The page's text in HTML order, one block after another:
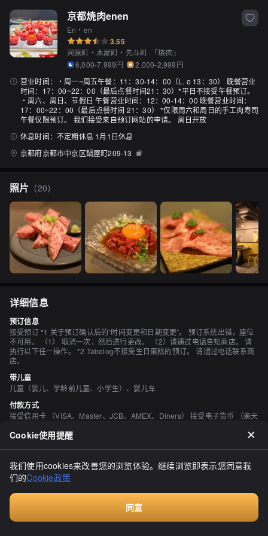
京都焼肉enen
En・en
3.55
河原町・木屋町・先斗町 「烧肉 」
6,000-7,999円
2,000-2,999円
营业时间：
・周一~周五午餐：11：30-14：00（L. o 13：30） 晚餐营业
时间：17：00~22：00（最后点餐时间21：30）*平日不接受午餐预订。
・周六、周日、节假日 午餐营业时间：12：00-14：00 晚餐营业时间：
17：00~22：00（最后点餐时间 21：30） *仅限周六和周日的手工肉寿司
午餐仅限预订。 我们接受来自预订网站的申请。 周日开放
休息时间： 不定期休息 1月1日休息
京都府京都市中京区鍋屋町209-13
照片 （20）
详细信息
预订信息
接受预订 *1 关于预订确认后的“时间变更和日期变更”。 预订系统出错，座位
不可用。 （1） 取消一次，然后进行更改。 （2）请通过电话告知商店。 请
执行以下任一操作。 *2 Tabelog不接受生日蛋糕的预订。 请通过电话联系商
店。
带儿童
儿童（婴儿、学龄前儿童、小学生）、婴儿车
付款方式
接受信用卡 （VISA、Master、JCB、AMEX、Diners） 接受电子货币 （楽天
餐厅服务费
无充值费
此费用为餐厅收取，与平台无关
座位数
32 座位
无
Cookie使用提醒
我们使用cookies来改善您的浏览体验。继续浏览即表示您同意我
们的Cookie政策
同意